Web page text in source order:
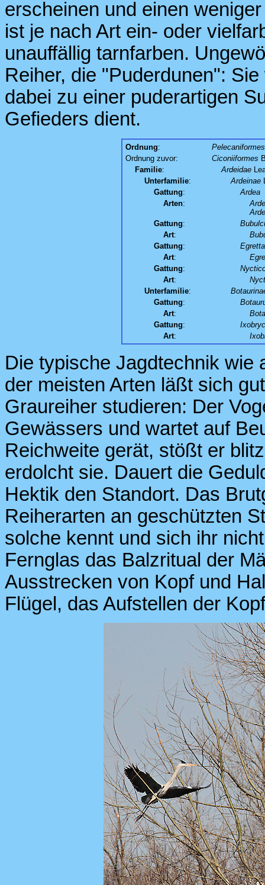
erscheinen und einen
ist je nach Art ein- oder
unauffällig tarnfarben.
Reiher, die "Puderdunen":
dabei zu einer puderartigen
Gefieders dient.
Ordnung:
Pelecaniformes
Ordnung zuvor:
Ciconiiformes
Familie: Ardeidae
Unterfamilie: Ardeinae
Gattung:
Ardea
Arten:
Gattung:
Art:
Gattung:
Egretta
Art:
Gattung:
Art:
Unterfamilie:
Gattung:
Art:
Gattung:
Art:
Die typische Jagdtechnik wie
der meisten Arten läßt sich
Graureiher studieren: Der
Gewässers und wartet auf
Reichweite gerät, stößt er
erdolcht sie. Dauert die
Hektik den Standort. Das
Reiherarten an geschützten
solche kennt und sich ihr
Fernglas das Balzritual der
Ausstrecken von Kopf und
Flügel, das Aufstellen der